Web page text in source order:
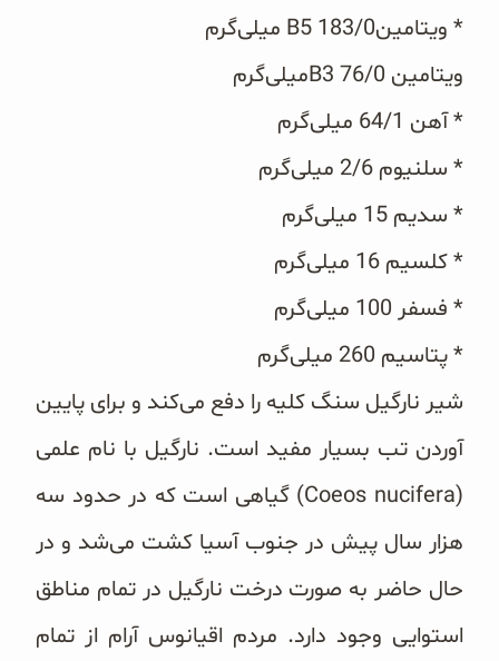
* ویتامینB5 183/0 میلی‌گرم
ویتامین B3 76/0میلی‌گرم
* آهن 64/1 میلی‌گرم
* سلنیوم 2/6 میلی‌گرم
* سدیم 15 میلی‌گرم
* کلسیم 16 میلی‌گرم
* فسفر 100 میلی‌گرم
* پتاسیم 260 میلی‌گرم
شیر نارگیل سنگ کلیه را دفع می‌کند و برای پایین
آوردن تب بسیار مفید است. نارگیل با نام علمی
(Coeos nucifera) گیاهی است که در حدود سه
هزار سال پیش در جنوب آسیا کشت می‌شد و در
حال حاضر به صورت درخت نارگیل در تمام مناطق
استوایی وجود دارد. مردم اقیانوس آرام از تمام